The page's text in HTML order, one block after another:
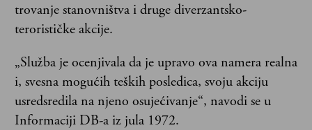
trovanje stanovništva i druge diverzantsko-
terorističke akcije.
„Služba je ocenjivala da je upravo ova namera realna
i, svesna mogućih teških posledica, svoju akciju
usredsredila na njeno osujećivanje“, navodi se u
Informaciji DB-a iz jula 1972.